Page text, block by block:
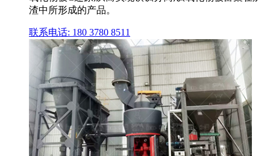
渣中所形成的产品。
联系电话: 180 3780 8511